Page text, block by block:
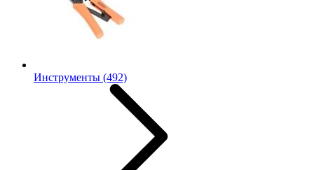
Инструменты (492)